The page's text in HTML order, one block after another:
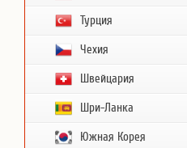
Турция
Чехия
Швейцария
Шри-Ланка
Южная Корея